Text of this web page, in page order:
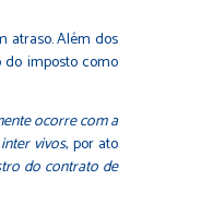
atraso. Além dos
imposto como
ocorre com a
inter vivos, por ato
do contrato de